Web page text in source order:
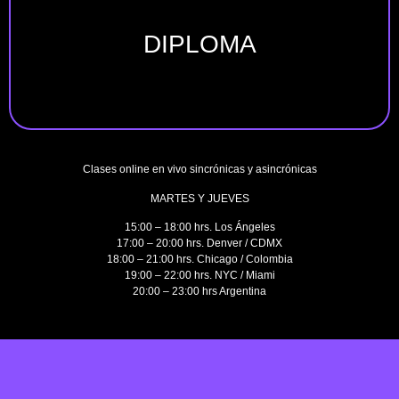
DIPLOMA
Clases online en vivo sincrónicas y asincrónicas
MARTES Y JUEVES
15:00 – 18:00 hrs.Los Ángeles
17:00 – 20:00 hrs. Denver / CDMX
18:00 – 21:00 hrs.Chicago / Colombia
19:00 – 22:00 hrs.NYC / Miami
20:00 – 23:00 hrsArgentina